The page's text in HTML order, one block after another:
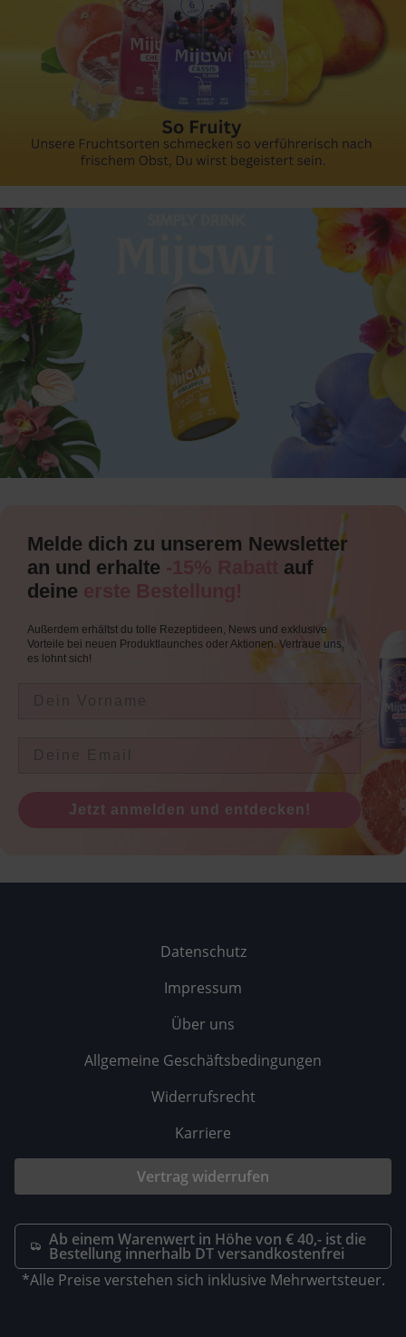
Melde dich zu unserem Newsletter
an und erhalte -15% Rabatt
auf
deine erste Bestellung!
Außerdem erhältst du tolle Rezeptideen, News und exklusive
Vorteile bei neuen Produktlaunches oder Aktionen. Vertraue uns,
es lohnt sich!
Jetzt anmelden und entdecken!
Datenschutz
Impressum
Über uns
Allgemeine Geschäftsbedingungen
Widerrufsrecht
Karriere
Vertrag widerrufen
Ab einem Warenwert in Höhe von € 40,- ist die
Bestellung innerhalb DT versandkostenfrei
*Alle Preise verstehen sich inklusive Mehrwertsteuer.